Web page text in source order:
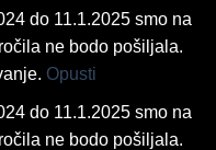
do 11.1.2025 smo na
ne bodo pošiljala.
Opusti
do 11.1.2025 smo na
ne bodo pošiljala.